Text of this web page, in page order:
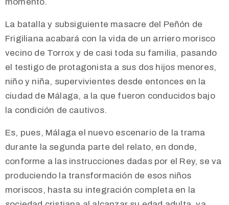
momento.
La batalla y subsiguiente masacre del Peñón de
Frigiliana acabará con la vida de un arriero morisco
vecino de Torrox y de casi toda su familia, pasando
el testigo de protagonista a sus dos hijos menores,
niño y niña, supervivientes desde entonces en la
ciudad de Málaga, a la que fueron conducidos bajo
la condición de cautivos.
Es, pues, Málaga el nuevo escenario de la trama
durante la segunda parte del relato, en donde,
conforme a las instrucciones dadas por el Rey, se va
produciendo la transformación de esos niños
moriscos, hasta su integración completa en la